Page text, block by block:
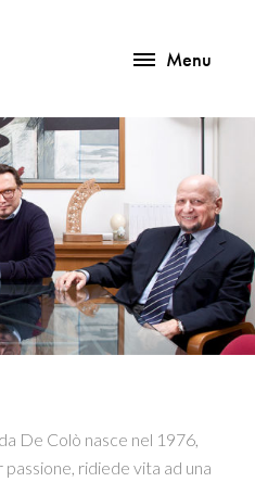
Menu
De Colò nasce nel 1976,
passione, ridiede vita ad una